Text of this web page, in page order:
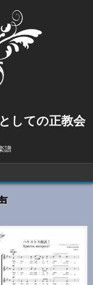
しての正教会
譜